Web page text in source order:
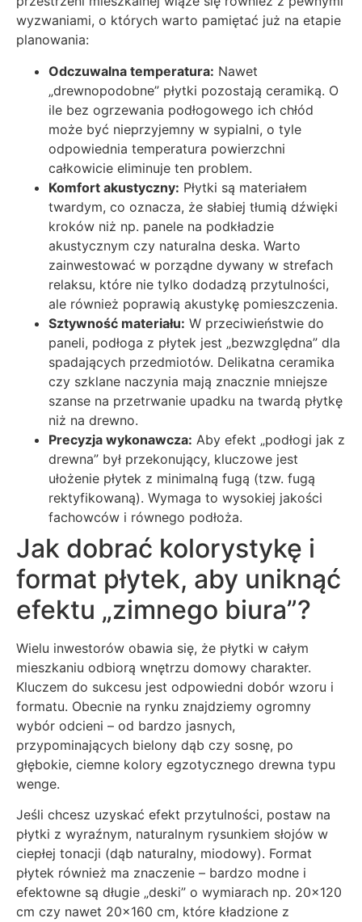
wyzwaniami, o których warto pamiętać już na etapie
planowania:
Odczuwalna temperatura: Nawet
„drewnopodobne” płytki pozostają ceramiką. O
ile bez ogrzewania podłogowego ich chłód
może być nieprzyjemny w sypialni, o tyle
odpowiednia temperatura powierzchni
całkowicie eliminuje ten problem.
Komfort akustyczny: Płytki są materiałem
twardym, co oznacza, że słabiej tłumią dźwięki
kroków niż np. panele na podkładzie
akustycznym czy naturalna deska. Warto
zainwestować w porządne dywany w strefach
relaksu, które nie tylko dodadzą przytulności,
ale również poprawią akustykę pomieszczenia.
Sztywność materiału: W przeciwieństwie do
paneli, podłoga z płytek jest „bezwzględna” dla
spadających przedmiotów. Delikatna ceramika
czy szklane naczynia mają znacznie mniejsze
szanse na przetrwanie upadku na twardą płytkę
niż na drewno.
Precyzja wykonawcza: Aby efekt „podłogi jak z
drewna” był przekonujący, kluczowe jest
ułożenie płytek z minimalną fugą (tzw. fugą
rektyfikowaną). Wymaga to wysokiej jakości
fachowców i równego podłoża.
Jak dobrać kolorystykę i
format płytek, aby uniknąć
efektu „zimnego biura”?
Wielu inwestorów obawia się, że płytki w całym
mieszkaniu odbiorą wnętrzu domowy charakter.
Kluczem do sukcesu jest odpowiedni dobór wzoru i
formatu. Obecnie na rynku znajdziemy ogromny
wybór odcieni – od bardzo jasnych,
przypominających bielony dąb czy sosnę, po
głębokie, ciemne kolory egzotycznego drewna typu
wenge.
Jeśli chcesz uzyskać efekt przytulności, postaw na
płytki z wyraźnym, naturalnym rysunkiem słojów w
ciepłej tonacji (dąb naturalny, miodowy). Format
płytek również ma znaczenie – bardzo modne i
efektowne są długie „deski” o wymiarach np. 20×120
cm czy nawet 20×160 cm, które kładzione z